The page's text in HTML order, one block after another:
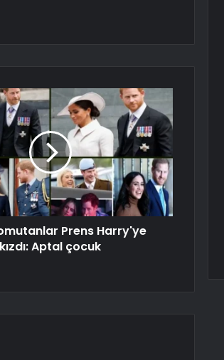
Prens Harry'ye
kızdı: Aptal çocuk